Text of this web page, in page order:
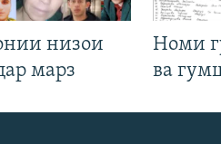
низои
марз
Номи
ва